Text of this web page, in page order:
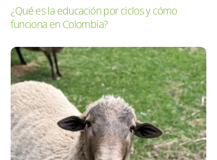
¿Qué es la educación por ciclos y cómo
funciona en Colombia?